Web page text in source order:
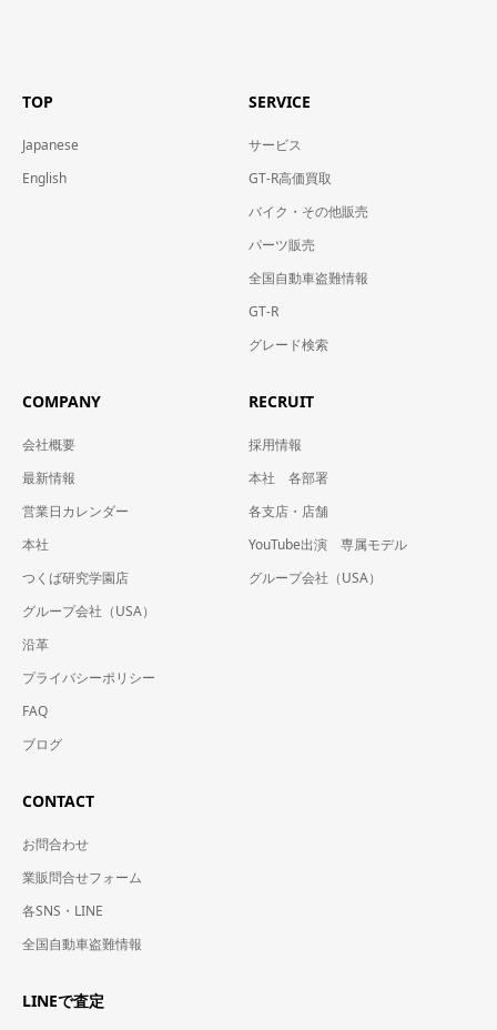
TOP
Japanese
English
SERVICE
サービス
GT-R高価買取
バイク・その他販売
パーツ販売
全国自動車盗難情報
GT-R
グレード検索
COMPANY
会社概要
最新情報
営業日カレンダー
本社
つくば研究学園店
グループ会社（USA）
沿革
プライバシーポリシー
FAQ
ブログ
RECRUIT
採用情報
本社 各部署
各支店・店舗
YouTube出演 専属モデル
グループ会社（USA）
CONTACT
お問合わせ
業販問合せフォーム
各SNS・LINE
全国自動車盗難情報
LINEで査定